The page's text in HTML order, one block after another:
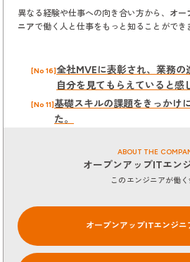
異なる経験や仕事への向き合い方から、 オー
ニアで働く人と仕事をもっと知ることができ
[No 16]全社MVEに表彰され、業務
自分を見てもらえていると感
[No 11]基礎スキルの課題をきっかけ
た。
ABOUT THE
オープンアップITエン
このエンジニアが働
オープンアップITエンジニ